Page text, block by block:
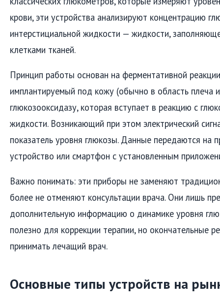
крови, эти устройства анализируют концентрацию
интерстициальной жидкости — жидкости,
клетками тканей.
Принцип работы основан на ферментативной
имплантируемый под кожу (обычно в область плеча
глюкозооксидазу, которая вступает в реакцию с
жидкости. Возникающий при этом электрический
показатель уровня глюкозы. Данные передаются на
устройство или смартфон с установленным
Важно понимать: эти приборы не заменяют
более не отменяют консультации врача. Они лишь
дополнительную информацию о динамике уровня
полезно для коррекции терапии, но окончательные
принимать лечащий врач.
Основные типы устройств на